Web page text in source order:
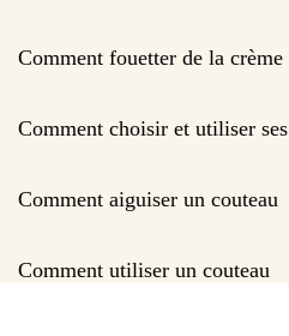
Comment fouetter de la crème
Comment choisir et utiliser
Comment aiguiser un couteau
Comment utiliser un couteau